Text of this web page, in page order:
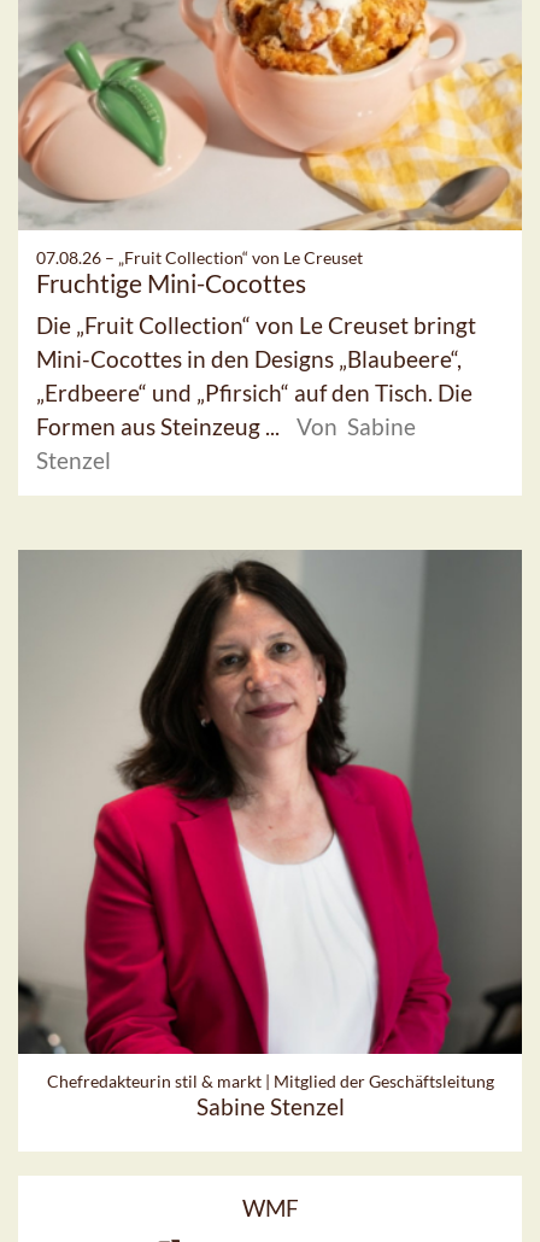
07.08.26 – „Fruit Collection“ von Le Creuset
Fruchtige Mini-Cocottes
Die „Fruit Collection“ von Le Creuset bringt
Mini-Cocottes in den Designs „Blaubeere“,
„Erdbeere“ und „Pfirsich“ auf den Tisch. Die
Formen aus Steinzeug ...
Von Sabine
Stenzel
Chefredakteurin stil & markt | Mitglied der Geschäftsleitung
Sabine Stenzel
WMF